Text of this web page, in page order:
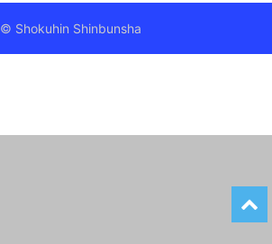
© Shokuhin Shinbunsha